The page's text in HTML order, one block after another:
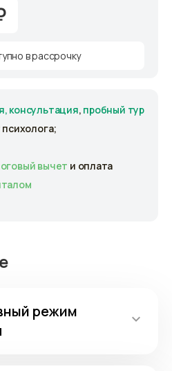
в рассрочку
консультация, пробный тур
психолога;
вычет и оплата
режим